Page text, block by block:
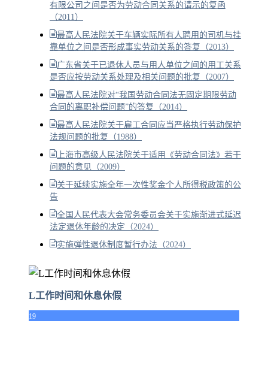
有限公司之间是否为劳动合同关系的请示的复函
（2011）
最高人民法院关于车辆实际所有人聘用的司机与挂
靠单位之间是否形成事实劳动关系的答复（2013）
广东省关于已退休人员与用人单位之间的用工关系
是否应按劳动关系处理及相关问题的批复（2007）
最高人民法院对“我国劳动合同法无固定期限劳动
合同的离职补偿问题”的答复（2014）
最高人民法院关于雇工合同应当严格执行劳动保护
法规问题的批复（1988）
上海市高级人民法院关于适用《劳动合同法》若干
问题的意见（2009）
关于延续实施全年一次性奖金个人所得税政策的公
告
全国人民代表大会常务委员会关于实施渐进式延迟
法定退休年龄的决定（2024）
实施弹性退休制度暂行办法（2024）
L工作时间和休息休假
19